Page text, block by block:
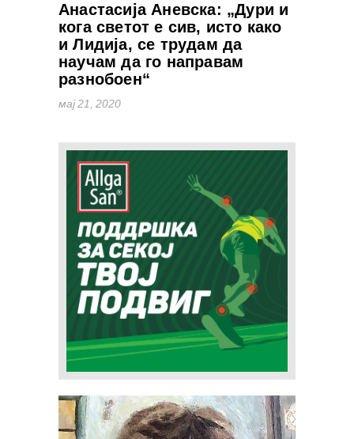
Анастасија Аневска: „Дури и
кога светот е сив, исто како
и Лидија, се трудам да
научам да го направам
разнобоен“
мај 21, 2020